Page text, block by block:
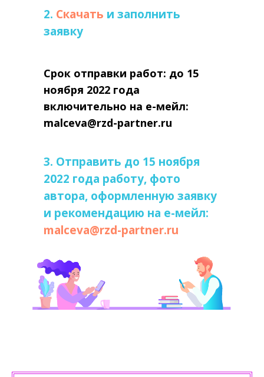
Срок отправки работ: до 15
ноября 2022 года
включительно на е-мейл:
malceva@rzd-partner.ru
2. Скачать и заполнить
заявку
3. Отправить до 15 ноября
2022 года работу, фото
автора, оформленную заявку
и рекомендацию на е-мейл:
malceva@rzd-partner.ru